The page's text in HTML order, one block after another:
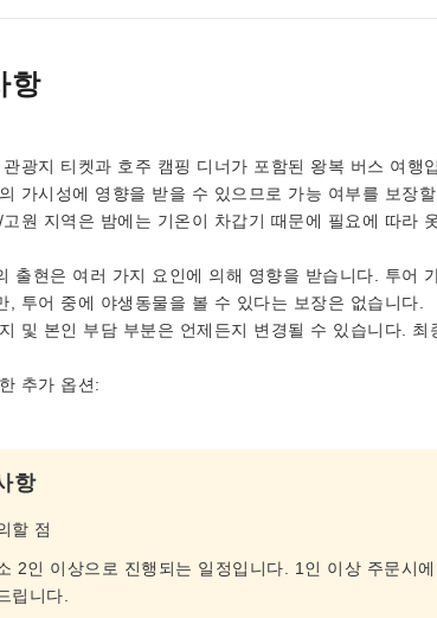
항
광지 티켓과 호주 캠핑 디너가 포함된 왕복 버스 여행
가시성에 영향을 받을 수 있으므로 가능 여부를 보장
원 지역은 밤에는 기온이 차갑기 때문에 필요에 따라
출현은 여러 가지 요인에 의해 영향을 받습니다. 투어
, 투어 중에 야생동물을 볼 수 있다는 보장은 없습니다.
및 본인 부담 부분은 언제든지 변경될 수 있습니다. 최
추가 옵션:
항
할 점
2인 이상으로 진행되는 일정입니다. 1인 이상 주문시
립니다.